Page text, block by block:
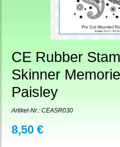
CE Rubber
Skinner
Paisley
Artikel-Nr.: CEASR030
8,50 €